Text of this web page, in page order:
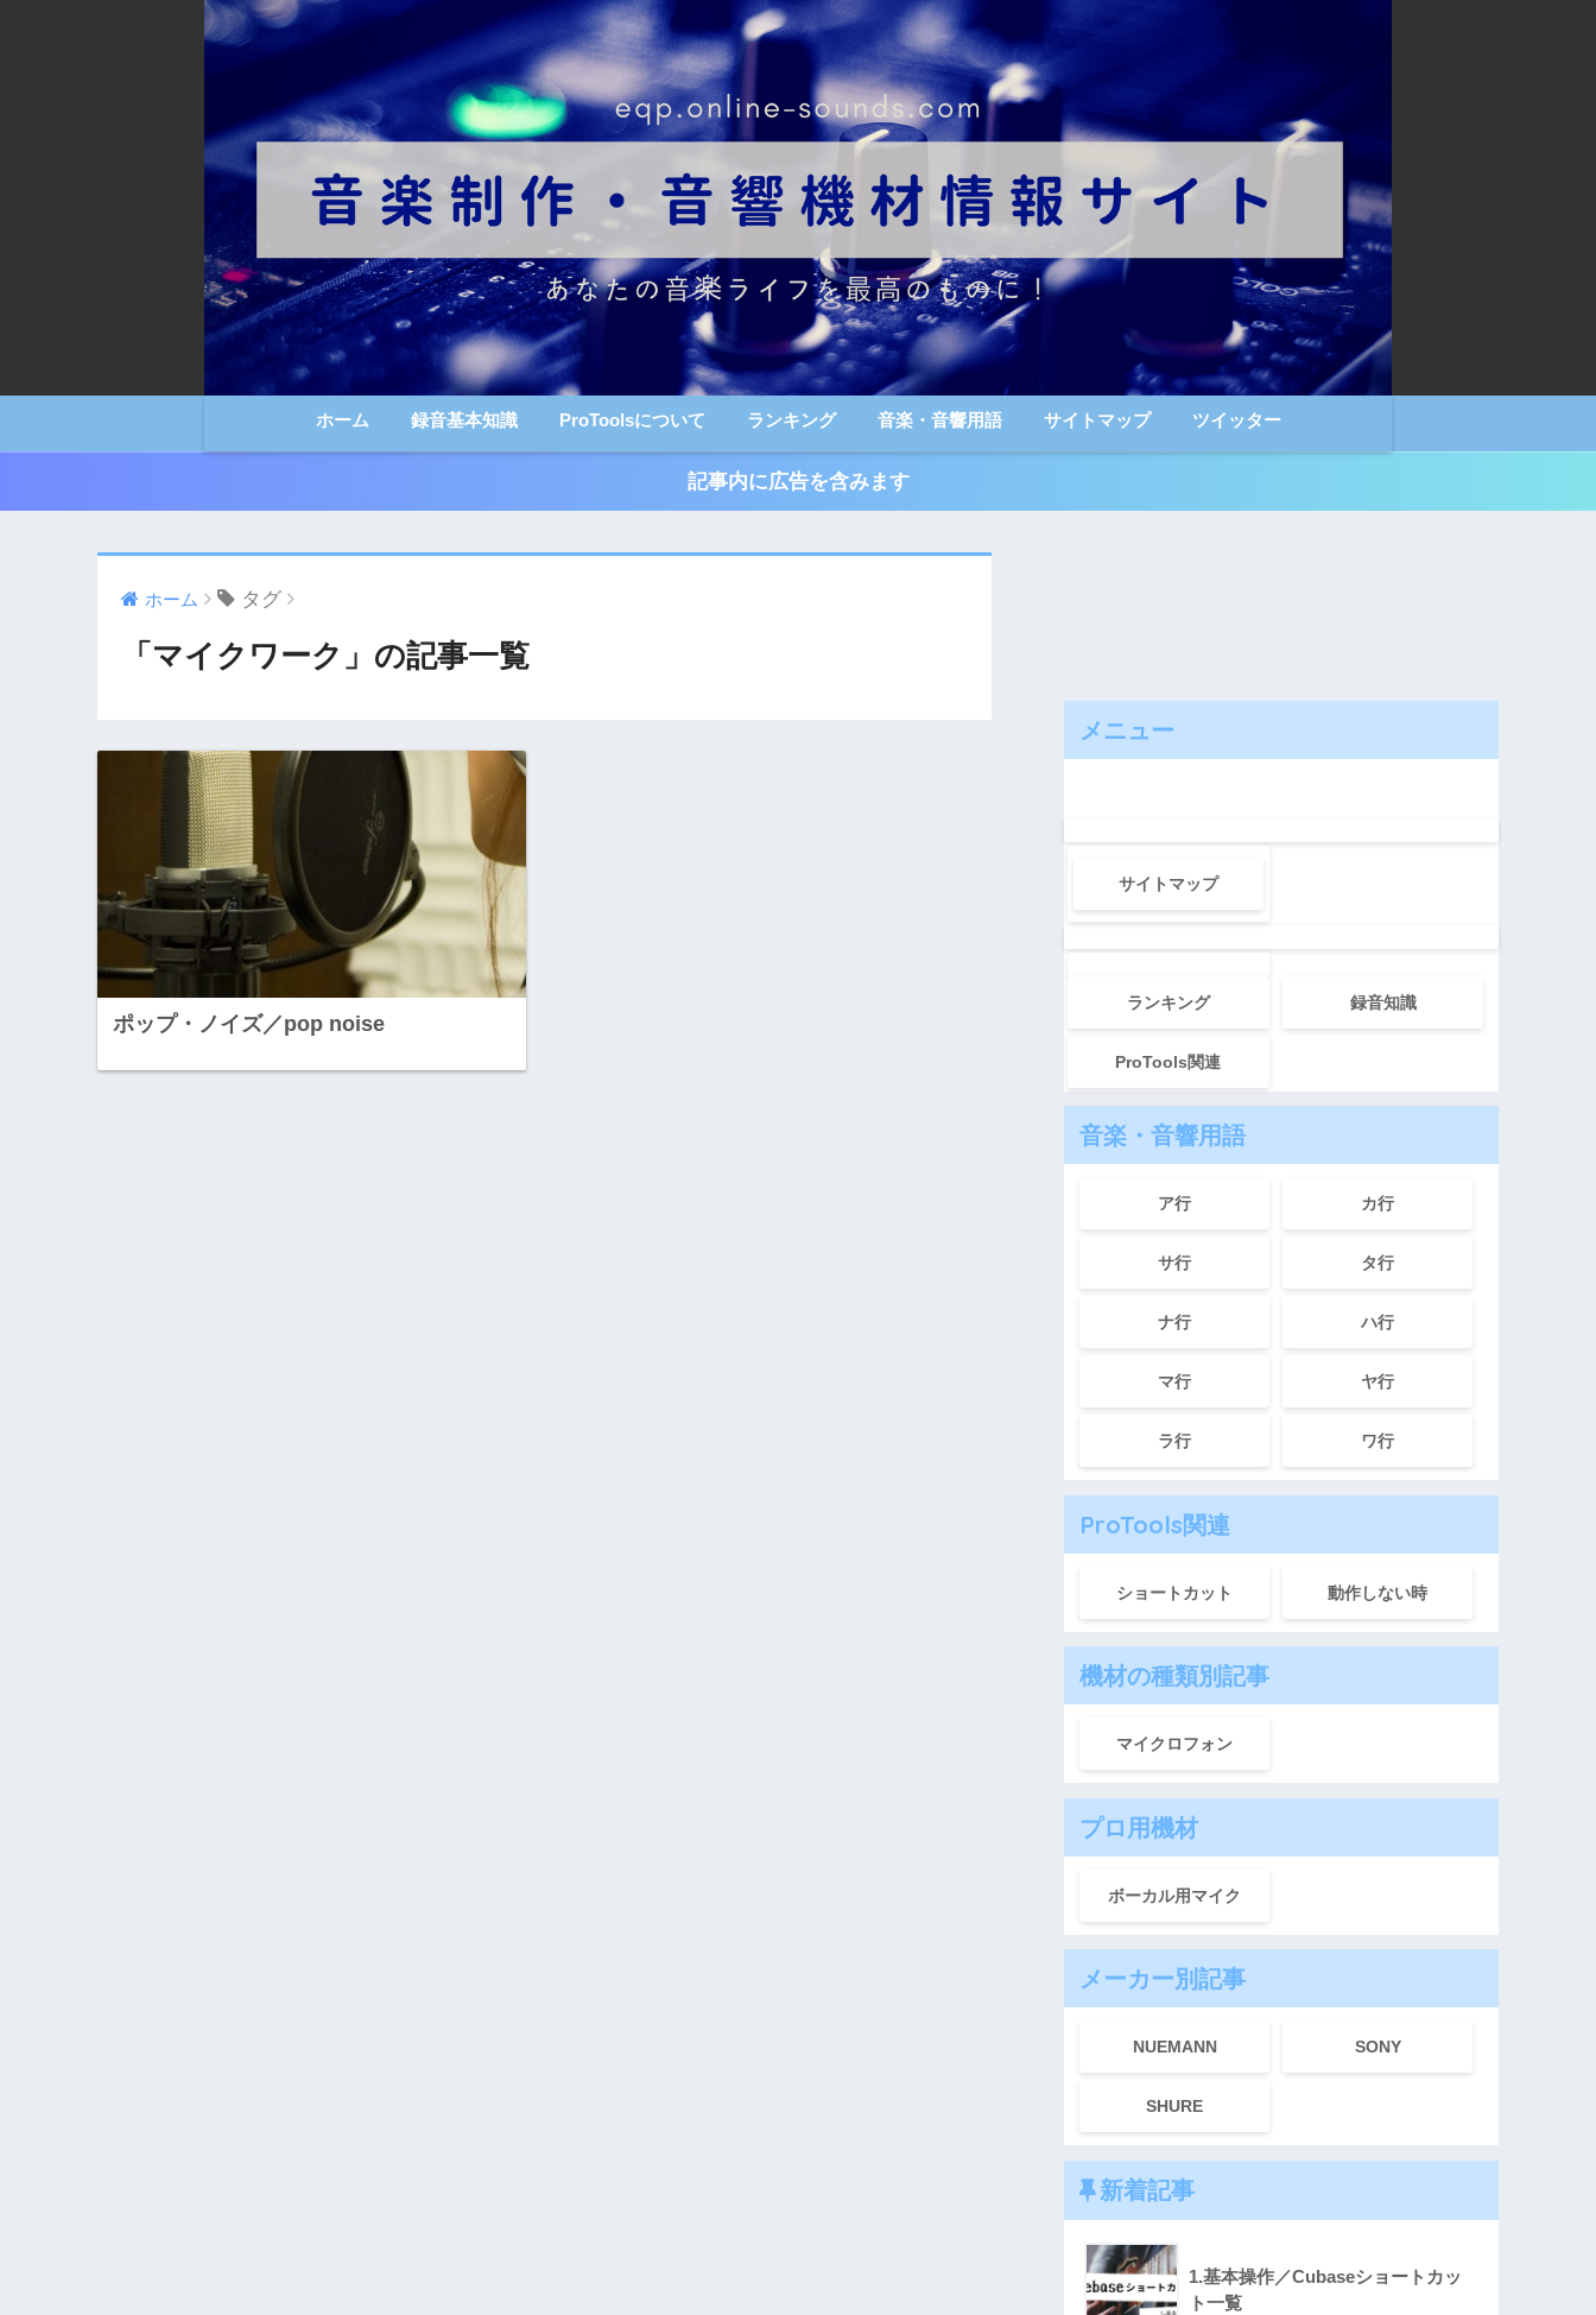
ホーム 録音基本知識 ProToolsについて ランキング 音楽・音響用語 サイトマップ ツイッター
記事内に広告を含みます
ホーム タグ
「マイクワーク」の記事一覧
ポップ・ノイズ／pop noise
メニュー
サイトマップ
ランキング 録音知識
ProTools関連
音楽・音響用語
ア行 カ行
サ行 タ行
ナ行 ハ行
マ行 ヤ行
ラ行 ワ行
ProTools関連
ショートカット 動作しない時
機材の種類別記事
マイクロフォン
プロ用機材
ボーカル用マイク
メーカー別記事
NUEMANN SONY
SHURE
新着記事
1.基本操作／Cubaseショートカッ
ト一覧